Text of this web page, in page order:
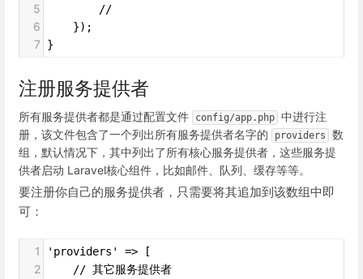
5
        //
6
    });
7 }
注册服务提供者
所有服务提供者都是通过配置文件 config/app.php 中进行注
册，该文件包含了一个列出所有服务提供者名字的
providers
数
组，默认情况下，其中列出了所有核心服务提供者，这些服务提
供者启动 Laravel核心组件，比如邮件、队列、缓存等等。
要注册你自己的服务提供者，只需要将其追加到该数组中即
可：
1 'providers' => [
2
    // 其它服务提供者